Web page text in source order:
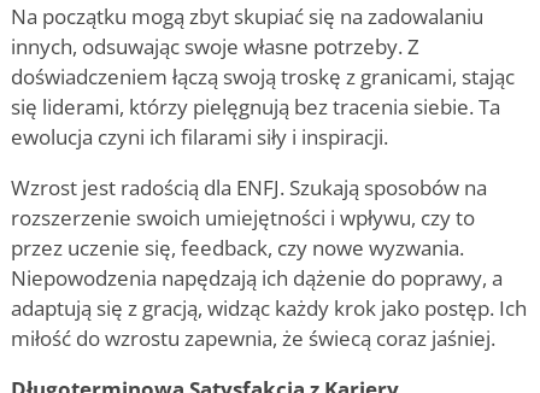
Na początku mogą zbyt skupiać się na zadowalaniu
innych, odsuwając swoje własne potrzeby. Z
doświadczeniem łączą swoją troskę z granicami, stając
się liderami, którzy pielęgnują bez tracenia siebie. Ta
ewolucja czyni ich filarami siły i inspiracji.
Wzrost jest radością dla ENFJ. Szukają sposobów na
rozszerzenie swoich umiejętności i wpływu, czy to
przez uczenie się, feedback, czy nowe wyzwania.
Niepowodzenia napędzają ich dążenie do poprawy, a
adaptują się z gracją, widząc każdy krok jako postęp. Ich
miłość do wzrostu zapewnia, że świecą coraz jaśniej.